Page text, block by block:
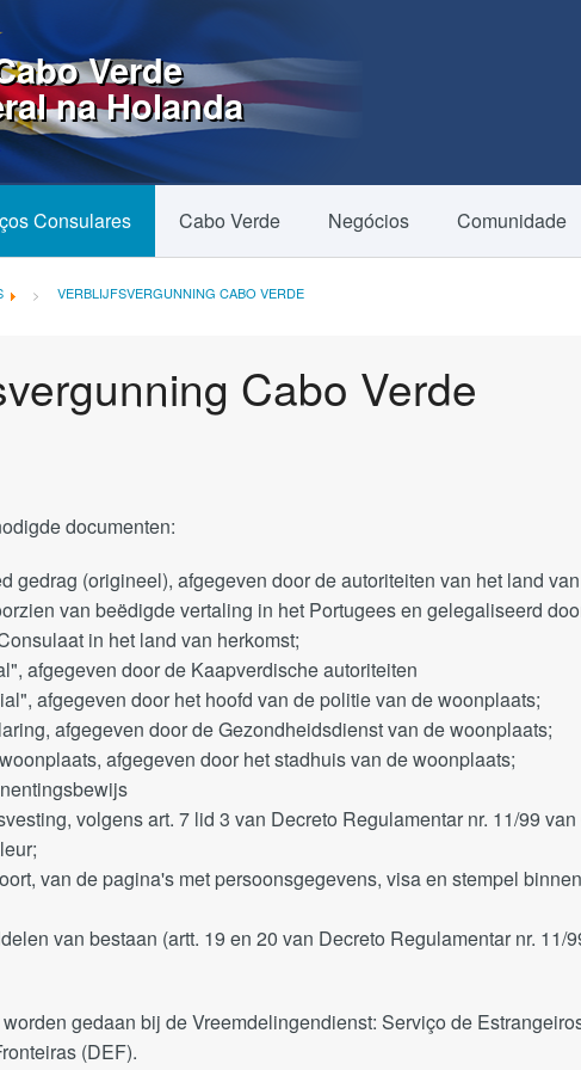
Verde
na Holanda
Consulares Cabo Verde Negócios Comunidade
VERBLIJFSVERGUNNING CABO VERDE
Cabo Verde
documenten:
gedrag (origineel), afgegeven door de autoriteiten van het land
van beëdigde vertaling in het Portugees en gelegaliseerd
in het land van herkomst;
afgegeven door de Kaapverdische autoriteiten
afgegeven door het hoofd van de politie van de woonplaats;
afgegeven door de Gezondheidsdienst van de woonplaats;
afgegeven door het stadhuis van de woonplaats;
volgens art. 7 lid 3 van Decreto Regulamentar nr. 11/99
van de pagina's met persoonsgegevens, visa en stempel
van bestaan (artt. 19 en 20 van Decreto Regulamentar nr. 11/
gedaan bij de Vreemdelingendienst: Serviço de
(DEF).